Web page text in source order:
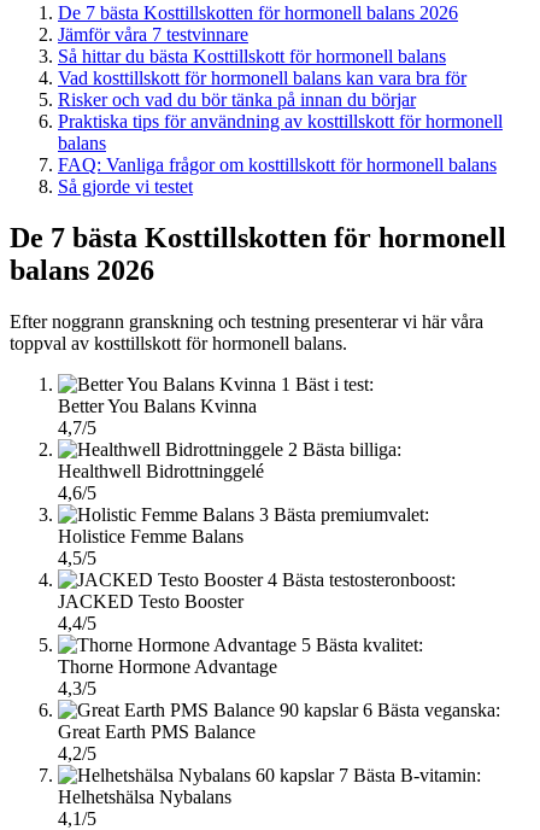
De 7 bästa Kosttillskotten för hormonell balans 2026
Jämför våra 7 testvinnare
Så hittar du bästa Kosttillskott för hormonell balans
Vad kosttillskott för hormonell balans kan vara bra för
Risker och vad du bör tänka på innan du börjar
Praktiska tips för användning av kosttillskott för hormonell
balans
FAQ: Vanliga frågor om kosttillskott för hormonell balans
Så gjorde vi testet
De 7 bästa Kosttillskotten för hormonell
balans 2026
Efter noggrann granskning och testning presenterar vi här våra
toppval av kosttillskott för hormonell balans.
1 Bäst i test:
Better You Balans Kvinna
4,7/5
2 Bästa billiga:
Healthwell Bidrottninggelé
4,6/5
3 Bästa premiumvalet:
Holistice Femme Balans
4,5/5
4 Bästa testosteronboost:
JACKED Testo Booster
4,4/5
5 Bästa kvalitet:
Thorne Hormone Advantage
4,3/5
6 Bästa veganska:
Great Earth PMS Balance
4,2/5
7 Bästa B-vitamin:
Helhetshälsa Nybalans
4,1/5